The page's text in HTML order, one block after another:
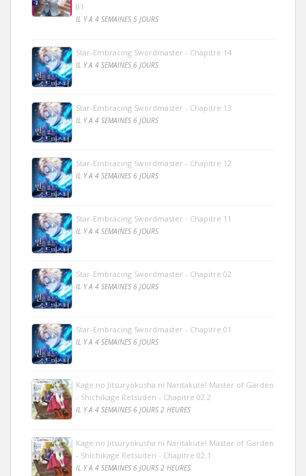
01
IL Y A 4 SEMAINES 5 JOURS
Star-Embracing Swordmaster - Chapitre 14
IL Y A 4 SEMAINES 6 JOURS
Star-Embracing Swordmaster - Chapitre 13
IL Y A 4 SEMAINES 6 JOURS
Star-Embracing Swordmaster - Chapitre 12
IL Y A 4 SEMAINES 6 JOURS
Star-Embracing Swordmaster - Chapitre 11
IL Y A 4 SEMAINES 6 JOURS
Star-Embracing Swordmaster - Chapitre 02
IL Y A 4 SEMAINES 6 JOURS
Star-Embracing Swordmaster - Chapitre 01
IL Y A 4 SEMAINES 6 JOURS
Kage no Jitsuryokusha ni Naritakute! Master of Garden
- Shichikage Retsuden - Chapitre 02.2
IL Y A 4 SEMAINES 6 JOURS 2 HEURES
Kage no Jitsuryokusha ni Naritakute! Master of Garden
- Shichikage Retsuden - Chapitre 02.1
IL Y A 4 SEMAINES 6 JOURS 2 HEURES